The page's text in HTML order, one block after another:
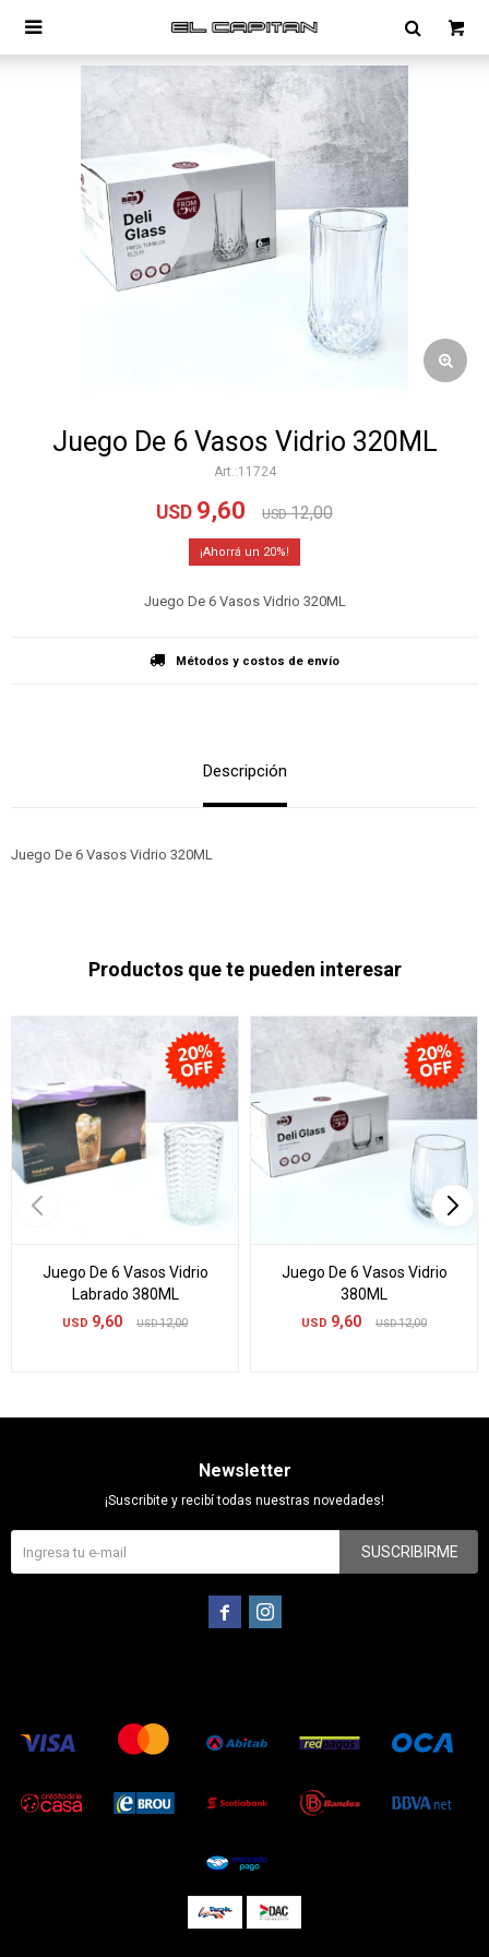

Juego De 6 Vasos Vidrio 320ML
11724
USD 9,60 USD 12,00
20
Juego De 6 Vasos Vidrio 320ML
Métodos y costos de envío
Descripción
Juego De 6 Vasos Vidrio 320ML
Productos que te pueden interesar
Juego De 6 Vasos Vidrio
Labrado 380ML
USD 9,60 USD 12,00
Juego De 6 Vasos Vidrio
380ML
USD 9,60 USD 12,00
Newsletter
¡Suscribite y recibí todas nuestras novedades!
SUSCRIBIRME
 